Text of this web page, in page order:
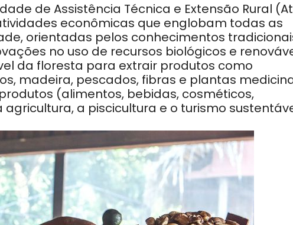
de Assistência Técnica e Extensão Rural
econômicas que englobam todas as
orientadas pelos conhecimentos
no uso de recursos biológicos e
da floresta para extrair produtos como
madeira, pescados, fibras e plantas
(alimentos, bebidas, cosméticos,
a piscicultura e o turismo